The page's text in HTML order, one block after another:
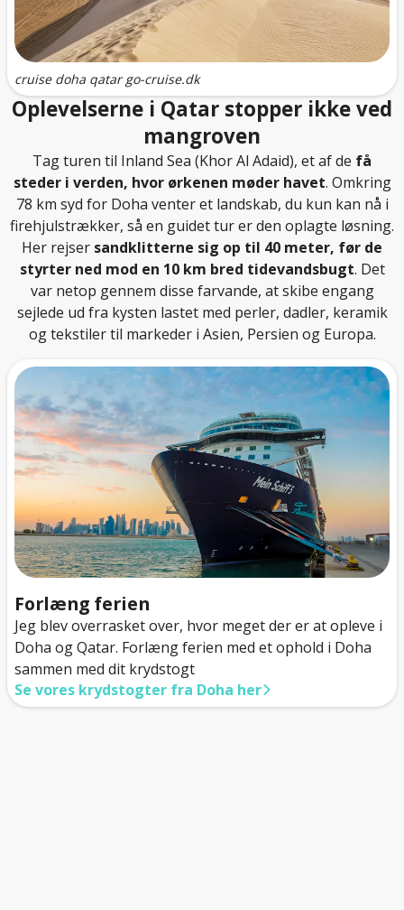
cruise doha qatar go-cruise.dk
Oplevelserne i Qatar stopper ikke ved
mangroven
Tag turen til Inland Sea (Khor Al Adaid), et af de få
steder i verden, hvor ørkenen møder havet. Omkring
78 km syd for Doha venter et landskab, du kun kan nå i
firehjulstrækker, så en guidet tur er den oplagte løsning.
Her rejser sandklitterne sig op til 40 meter, før de
styrter ned mod en 10 km bred tidevandsbugt. Det
var netop gennem disse farvande, at skibe engang
sejlede ud fra kysten lastet med perler, dadler, keramik
og tekstiler til markeder i Asien, Persien og Europa.
Forlæng ferien
Jeg blev overrasket over, hvor meget der er at opleve i
Doha og Qatar. Forlæng ferien med et ophold i Doha
sammen med dit krydstogt
Se vores krydstogter fra Doha her